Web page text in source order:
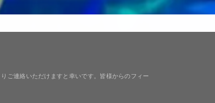
りご連絡いただけますと幸いです。皆様からのフィー